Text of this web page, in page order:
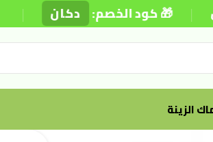
🎁 كود الخصم: دكان |
الزينة